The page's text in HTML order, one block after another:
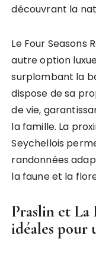
découvrant la
Le Four Seasons
autre option
surplombant la
dispose de sa
de vie,
la famille. La
Seychellois
randonnées
la faune et la
Praslin et La
idéales pour